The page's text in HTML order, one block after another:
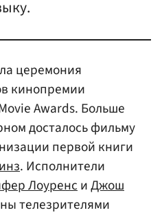
церемония
кинопремии
Awards. Больше
досталось фильму
первой книги
. Исполнители
ЛоуренсиДжош
телезрителями